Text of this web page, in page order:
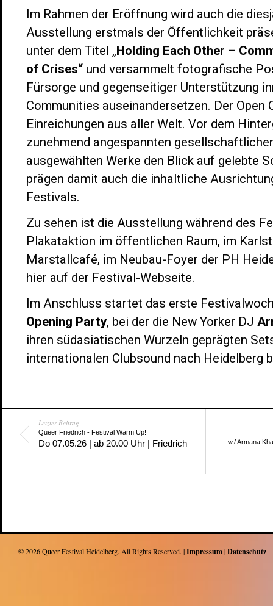
Im Rahmen der Eröffnung wird auch die
Ausstellung erstmals der Öffentlichkeit
unter dem Titel „Holding Each Other –
of Crises“ und versammelt fotografische
Fürsorge und gegenseitiger Unterstützung
Communities auseinandersetzen. Der Open
Einreichungen aus aller Welt. Vor dem
zunehmend angespannten
ausgewählten Werke den Blick auf gelebte
prägen damit auch die inhaltliche
Festivals.
Zu sehen ist die Ausstellung während des
Plakataktion im öffentlichen Raum, im
Marstallcafé, im Neubau-Foyer der PH
hier auf der Festival-Webseite.
Im Anschluss startet das erste
Opening Party, bei der die New Yorker DJ
ihren südasiatischen Wurzeln geprägten
internationalen Clubsound nach Heidelberg
Letzter Beitrag
Queer Friedrich - Festival Warm Up!
Do 07.05.26 | ab 20.00 Uhr | Friedrich w./ Armana
© 2026Queer Festival Heidelberg. All Rights Reserved. |Impressum|Datenschutz